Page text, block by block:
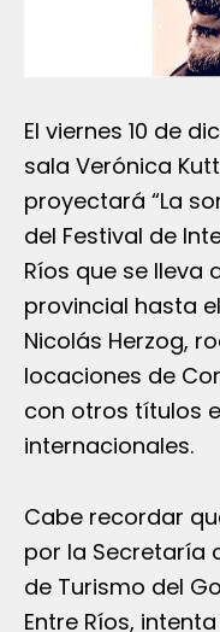
El viernes 10 de
sala Verónica
proyectará “La
del Festival de
Ríos que se lleva
provincial hasta
Nicolás Herzog,
locaciones de
con otros títulos
internacionales.
Cabe recordar
por la Secretaría
de Turismo del
Entre Ríos,